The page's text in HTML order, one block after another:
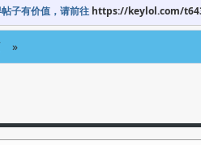
子有价值，请前往 https://keylol.com/
»